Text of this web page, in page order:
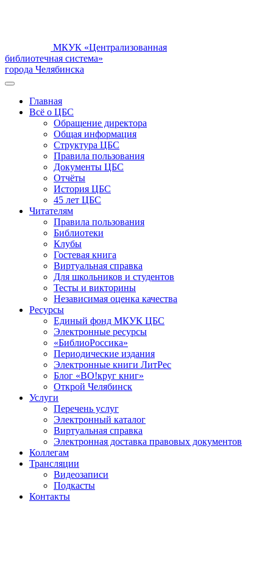
МКУК «Централизованная
библиотечная система»
города Челябинска
Главная
Всё о ЦБС
Обращение директора
Общая информация
Структура ЦБС
Правила пользования
Документы ЦБС
Отчёты
История ЦБС
45 лет ЦБС
Читателям
Правила пользования
Библиотеки
Клубы
Гостевая книга
Виртуальная справка
Для школьников и студентов
Тесты и викторины
Независимая оценка качества
Ресурсы
Единый фонд МКУК ЦБС
Электронные ресурсы
«БиблиоРоссика»
Периодические издания
Электронные книги ЛитРес
Блог «ВО!круг книг»
Открой Челябинск
Услуги
Перечень услуг
Электронный каталог
Виртуальная справка
Электронная доставка правовых документов
Коллегам
Трансляции
Видеозаписи
Подкасты
Контакты